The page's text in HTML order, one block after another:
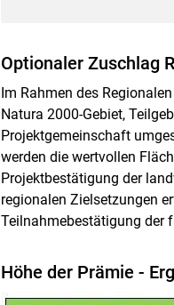
Optionaler Zuschlag
Im Rahmen des
Natura 2000-Gebiet,
Projektgemeinschaft
werden die wertvollen
Projektbestätigung der
regionalen Zielsetzungen
Teilnahmebestätigung der
Höhe der Prämie -